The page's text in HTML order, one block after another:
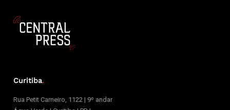
Curitiba.
Rua Petit Carneiro, 1122 | 9º andar